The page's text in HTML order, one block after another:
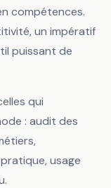
compétences.
un impératif
puissant de
qui
: audit des
usage